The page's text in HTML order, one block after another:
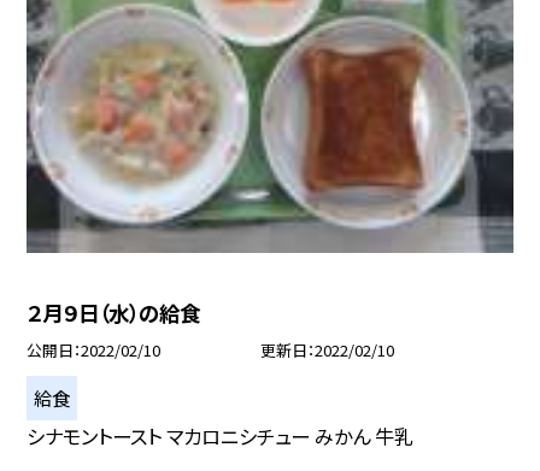
２月９日（水）の給食
公開日 2022/02/10 更新日 2022/02/10
給食
シナモントースト マカロニシチュー みかん 牛乳